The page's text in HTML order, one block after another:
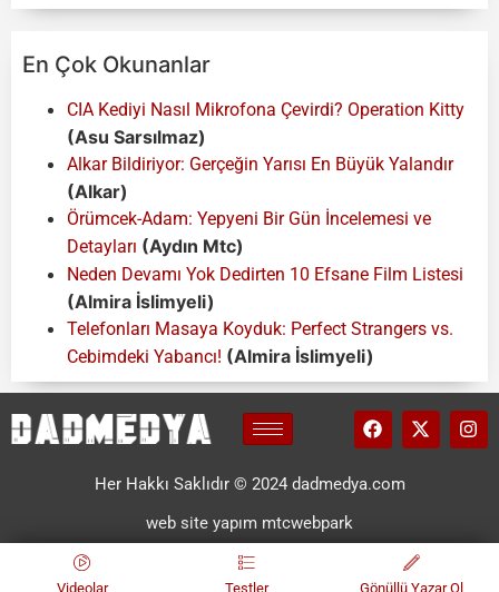
En Çok Okunanlar
CIA Kediyi Nasıl Mikrofona Çevirdi? Operation Kitty
(Asu Sarsılmaz)
Alkar Bildiriyor: Gerçeğin Yarısı En Büyük Yalandır
(Alkar)
Örümcek-Adam: Yepyeni Bir Gün İncelemesi ve
Detayları (Aydın Mtc)
Neden Devamı Yok Dedirten 10 Efsane Film Listesi
(Almira İslimyeli)
Telefonları Masaya Koyduk: Perfect Strangers vs.
Cebimdeki Yabancı! (Almira İslimyeli)
Her Hakkı Saklıdır © 2024 dadmedya.com
web site yapım mtcwebpark
Videolar Testler Gönüllü Yazar Ol